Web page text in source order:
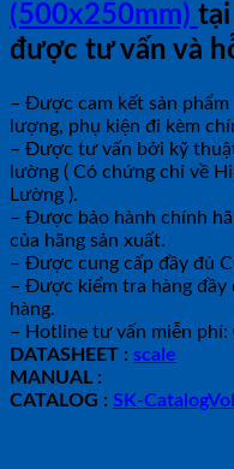
(500x250mm)
được tư vấn và
– Được cam kết sản
lượng, phụ kiện đi kèm
– Được tư vấn bởi kỹ
lường ( Có chứng chỉ về
Lường ).
– Được bảo hành chính
của hãng sản xuất.
– Được cung cấp đầy đủ
– Được kiểm tra hàng
hàng.
– Hotline tư vấn miễn phí:
DATASHEET : scale
MANUAL :
CATALOG : SK-